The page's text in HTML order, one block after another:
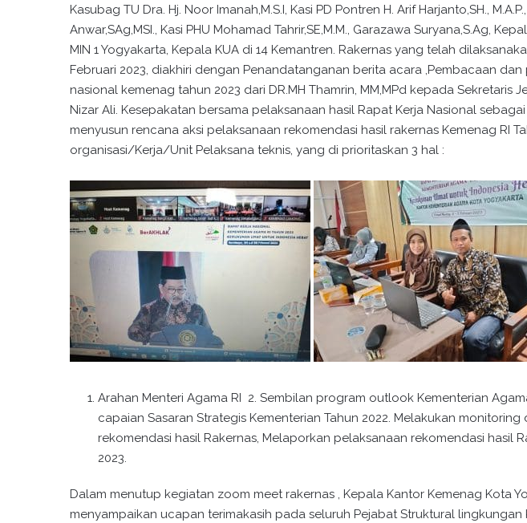
Kasubag TU Dra. Hj. Noor Imanah,M.S.I, Kasi PD Pontren H. Arif Harjanto,SH.,
Anwar,SAg,MSI., Kasi PHU Mohamad Tahrir,SE,M.M., Garazawa Suryana,S.Ag,
MIN 1 Yogyakarta, Kepala KUA di 14 Kemantren. Rakernas yang telah
Februari 2023, diakhiri dengan Penandatanganan berita acara ,Pembacaan
nasional kemenag tahun 2023 dari DR.MH Thamrin, MM,MPd kepada Sekretaris
Nizar Ali. Kesepakatan bersama pelaksanaan hasil Rapat Kerja Nasional
menyusun rencana aksi pelaksanaan rekomendasi hasil rakernas Kemenag RI
organisasi/Kerja/Unit Pelaksana teknis, yang di prioritaskan 3 hal :
Arahan Menteri Agama RI 2. Sembilan program outlook Kementerian
capaian Sasaran Strategis Kementerian Tahun 2022. Melakukan
rekomendasi hasil Rakernas, Melaporkan pelaksanaan rekomendasi hasil
2023.
Dalam menutup kegiatan zoom meet rakernas , Kepala Kantor Kemenag Kota
menyampaikan ucapan terimakasih pada seluruh Pejabat Struktural lingkungan